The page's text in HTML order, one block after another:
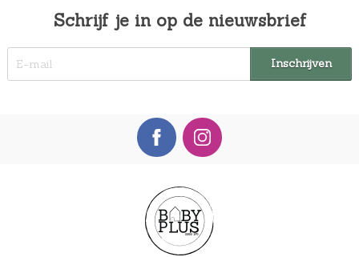
Schrijf je in op de nieuwsbrief